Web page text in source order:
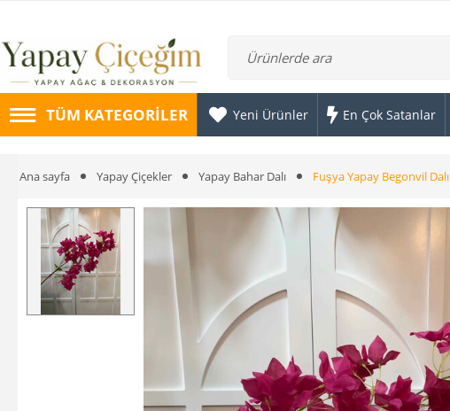
TÜM KATEGORILER Yeni Ürünler En Çok Satanlar
Ana sayfa Yapay Çiçekler Yapay Bahar Dalı Fuşya Yapay Begonvil Dalı